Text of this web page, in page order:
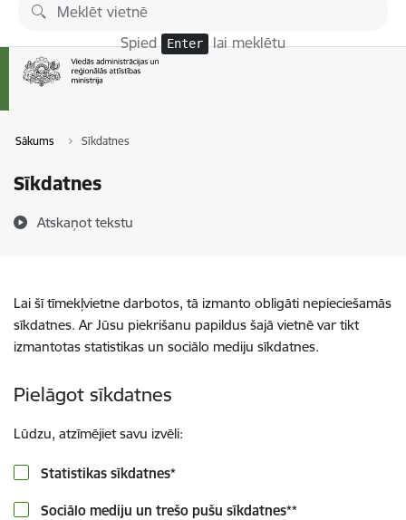
Pāriet uz lapas saturu
Spied Enter lai meklētu
Sākums Sīkdatnes
Sīkdatnes
Atskaņot tekstu
Lai šī tīmekļvietne darbotos, tā izmanto obligāti nepieciešamās
sīkdatnes. Ar Jūsu piekrišanu papildus šajā vietnē var tikt
izmantotas statistikas un sociālo mediju sīkdatnes.
Pielāgot sīkdatnes
Lūdzu, atzīmējiet savu izvēli:
Statistikas sīkdatnes*
Sociālo mediju un trešo pušu sīkdatnes**